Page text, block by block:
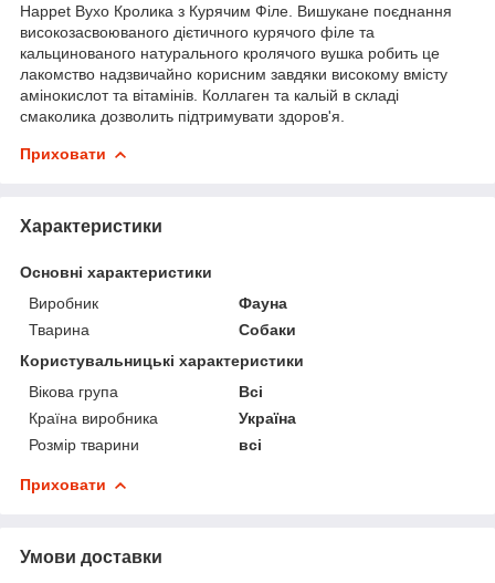
Happet Вухо Кролика з Курячим Філе. Вишукане поєднання
високозасвоюваного дієтичного курячого філе та
кальцинованого натурального кролячого вушка робить це
лакомство надзвичайно корисним завдяки високому вмісту
амінокислот та вітамінів. Коллаген та кальій в складі
смаколика дозволить підтримувати здоров'я.
Приховати
Характеристики
Основні характеристики
Виробник
Фауна
Тварина
Собаки
Користувальницькі характеристики
Вікова група
Всі
Країна виробника
Україна
Розмір тварини
всі
Приховати
Умови доставки